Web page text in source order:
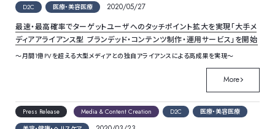
D2C
医療・美容医療
2020/05/27
最速・最高確率でターゲットユーザへのタッチポイント拡大を実現「大手メ
ディアアライアンス型 ブランデッド・コンテンツ制作・運用サービス」を開始
～月間1億PVを超える大型メディアとの独自アライアンスによる高成果を実現～
More
Press Release Media & Content Creation D2C
医療・美容医療